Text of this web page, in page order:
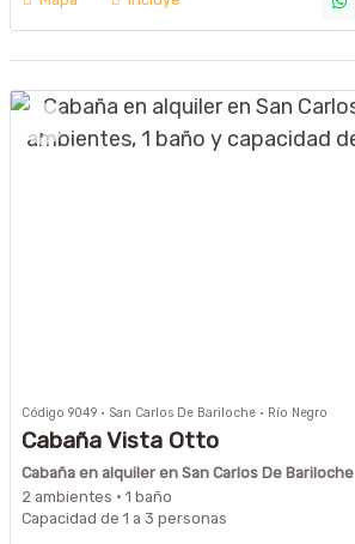
Código 9049 · San Carlos De Bariloche · Río Negro
Cabaña Vista Otto
Cabaña en alquiler en San Carlos De Bariloche
2 ambientes · 1 baño
Capacidad de 1 a 3 personas